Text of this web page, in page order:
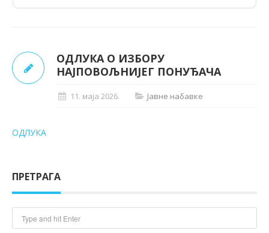
ОДЛУКА О ИЗБОРУ
НАЈПОВОЉНИЈЕГ ПОНУЂАЧА
11. маја 2026. Јавне набавке
ОДЛУКА
ПРЕТРАГА